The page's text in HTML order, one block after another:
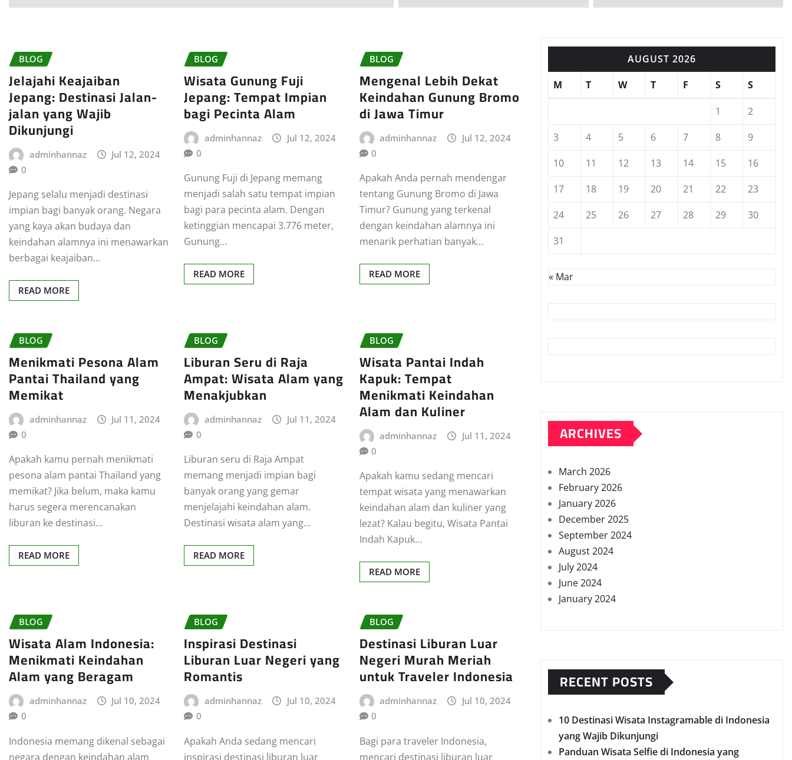
BLOG
Jelajahi Keajaiban
Jepang: Destinasi Jalan-
jalan yang Wajib
Dikunjungi
adminhannaz
Jul 12, 2024
0
Jepang selalu menjadi destinasi
impian bagi banyak orang. Negara
yang kaya akan budaya dan
keindahan alamnya ini menawarkan
berbagai keajaiban…
READ MORE
BLOG
Wisata Gunung Fuji
Jepang: Tempat Impian
bagi Pecinta Alam
adminhannaz
Jul 12, 2024
0
Gunung Fuji di Jepang memang
menjadi salah satu tempat impian
bagi para pecinta alam. Dengan
ketinggian mencapai 3.776 meter,
Gunung…
READ MORE
BLOG
Mengenal Lebih Dekat
Keindahan Gunung Bromo
di Jawa Timur
adminhannaz
Jul 12, 2024
0
Apakah Anda pernah mendengar
tentang Gunung Bromo di Jawa
Timur? Gunung yang terkenal
dengan keindahan alamnya ini
menarik perhatian banyak…
READ MORE
BLOG
Menikmati Pesona Alam
Pantai Thailand yang
Memikat
adminhannaz
Jul 11, 2024
0
Apakah kamu pernah menikmati
pesona alam pantai Thailand yang
memikat? Jika belum, maka kamu
harus segera merencanakan
liburan ke destinasi…
READ MORE
BLOG
Liburan Seru di Raja
Ampat: Wisata Alam yang
Menakjubkan
adminhannaz
Jul 11, 2024
0
Liburan seru di Raja Ampat
memang menjadi impian bagi
banyak orang yang gemar
menjelajahi keindahan alam.
Destinasi wisata alam yang…
READ MORE
BLOG
Wisata Pantai Indah
Kapuk: Tempat
Menikmati Keindahan
Alam dan Kuliner
adminhannaz
Jul 11, 2024
0
Apakah kamu sedang mencari
tempat wisata yang menawarkan
keindahan alam dan kuliner yang
lezat? Kalau begitu, Wisata Pantai
Indah Kapuk…
READ MORE
BLOG
Wisata Alam Indonesia:
Menikmati Keindahan
Alam yang Beragam
adminhannaz
Jul 10, 2024
0
Indonesia memang dikenal sebagai
negara dengan keindahan alam
BLOG
Inspirasi Destinasi
Liburan Luar Negeri yang
Romantis
adminhannaz
Jul 10, 2024
0
Apakah Anda sedang mencari
inspirasi destinasi liburan luar
BLOG
Destinasi Liburan Luar
Negeri Murah Meriah
untuk Traveler Indonesia
adminhannaz
Jul 10, 2024
0
Bagi para traveler Indonesia,
mencari destinasi liburan luar
AUGUST 2026
M
T W T F S S
1
2
3
4 5 6 7 8
9
10
11 12 13 14 15
16
17
18 19 20 21 22
23
24
25 26 27 28 29
30
31
« Mar
ARCHIVES
March 2026
February 2026
January 2026
December 2025
September 2024
August 2024
July 2024
June 2024
January 2024
RECENT POSTS
10 Destinasi Wisata Instagramable di Indonesia
yang Wajib Dikunjungi
Panduan Wisata Selfie di Indonesia yang